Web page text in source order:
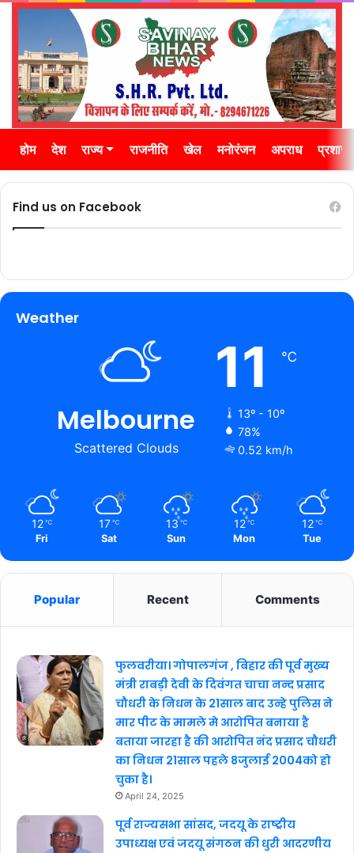
होम देश राज्य राजनीति खेल मनोरंजन अपराध
Find us on Facebook
Weather
Melbourne
Scattered Clouds
11 ℃
13º - 10º
78%
0.52 km/h
12 ℃
Fri
17 ℃
Sat
13 ℃
Sun
12 ℃
Mon
12 ℃
Tue
Popular Recent Comments
फुलवरीया। गोपालगंज , बिहार की पूर्व मुख्य
मंत्री राबड़ी देवी के दिवंगत चाचा नन्द प्रसाद
चौधरी के निधन के 21साल बाद उन्हे पुलिस ने
मार पीट के मामले मे आरोपित बनाया है
बताया जारहा है की आरोपित नंद प्रसाद चौधरी
का निधन 21साल पहले 8जुलाई 2004को हो
चुका है।
April 24, 2025
पूर्व राज्यसभा सांसद, जदयू के राष्ट्रीय
उपाध्यक्ष एवं जदयू संगठन की धुरी आदरणीय